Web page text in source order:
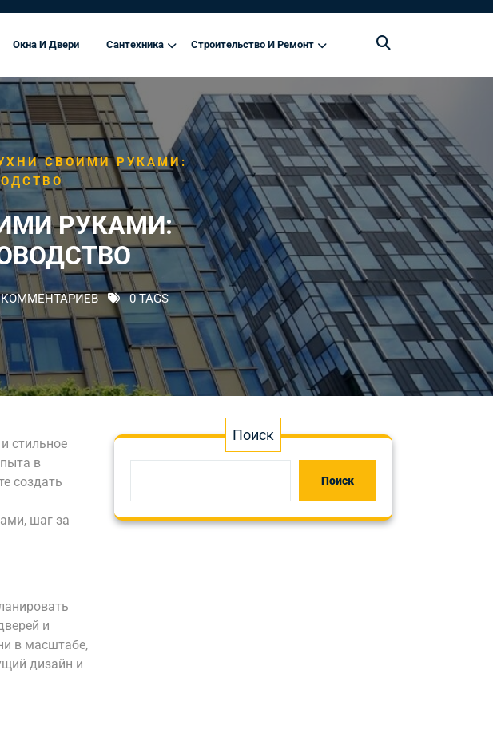
Окна И Двери Сантехника Строительство И Ремонт
СВОИМИ РУКАМИ:
РУКАМИ:
0 TAGS
стильное
в
создать
шаг за
и
в масштабе,
дизайн и
Поиск
Поиск